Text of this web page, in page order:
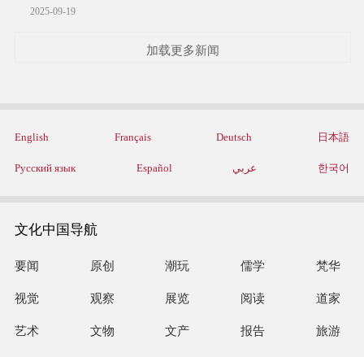
2025-09-19
加载更多新闻
English Français Deutsch 日本語
Русский язык Español عربي 한국어
文化中国导航
要闻 原创 潮玩 儒学 梵华
视觉 观察 展览 阅读 道家
艺术 文物 文产 报告 旅游